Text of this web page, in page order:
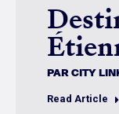
PARCITY
Read Article